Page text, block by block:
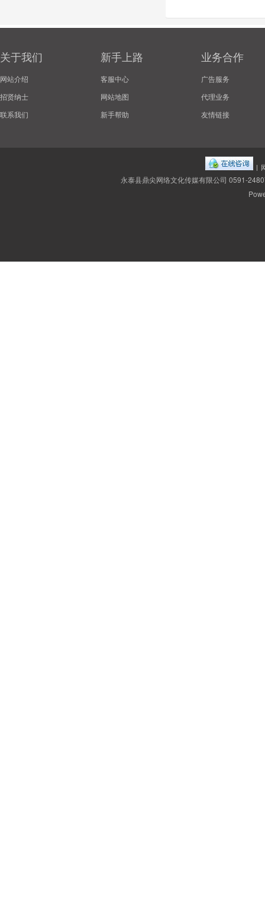
关于我们
网站介绍
招贤纳士
联系我们
新手上路
客服中心
网站地图
新手帮助
业务合作
广告服务
代理业务
友情链接
|
永泰县鼎尖网络文化传媒有限公司 0591-